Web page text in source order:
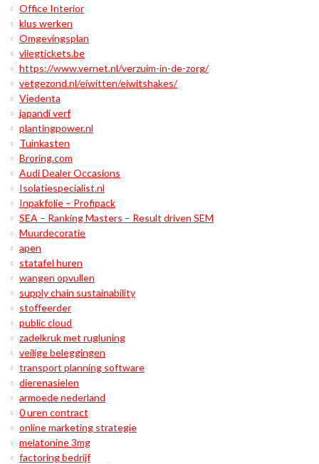
Office Interior
klus werken
Omgevingsplan
vliegtickets.be
https://www.vernet.nl/verzuim-in-de-zorg/
vetgezond.nl/eiwitten/eiwitshakes/
Viedenta
japandi verf
plantingpower.nl
Tuinkasten
Broring.com
Audi Dealer Occasions
Isolatiespecialist.nl
Inpakfolie – Profipack
SEA – Ranking Masters – Result driven SEM
Muurdecoratie
apen
statafel huren
wangen opvullen
supply chain sustainability
stoffeerder
public cloud
zadelkruk met rugluning
veilige beleggingen
transport planning software
dierenasielen
armoede nederland
0 uren contract
online marketing strategie
melatonine 3mg
factoring bedrijf